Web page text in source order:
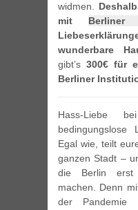
widmen.
mit Berliner
wunderbare
gibt’s 300€ für
Berliner
Hass-Liebe
Egal wie, teilt
ganzen Stadt –
die Berlin erst
machen. Denn
der Pandemie